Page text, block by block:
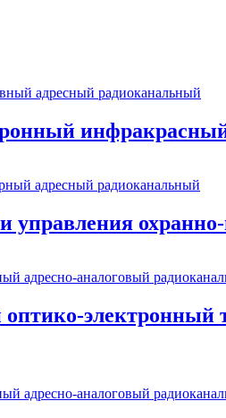
электронный